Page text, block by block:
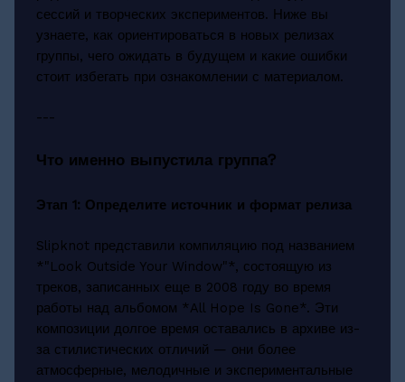
сессий и творческих экспериментов. Ниже вы
узнаете, как ориентироваться в новых релизах
группы, чего ожидать в будущем и какие ошибки
стоит избегать при ознакомлении с материалом.
---
Что именно выпустила группа?
Этап 1: Определите источник и формат релиза
Slipknot представили компиляцию под названием
*"Look Outside Your Window"*, состоящую из
треков, записанных еще в 2008 году во время
работы над альбомом *All Hope Is Gone*. Эти
композиции долгое время оставались в архиве из-
за стилистических отличий — они более
атмосферные, мелодичные и экспериментальные